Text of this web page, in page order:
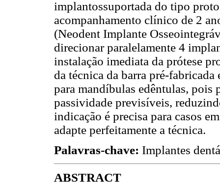
implantossuportada do tipo
acompanhamento clínico de 2
(Neodent Implante
direcionar paralelamente 4
instalação imediata da prótese
da técnica da barra pré-
para mandíbulas edêntulas, pois
passividade previsíveis,
indicação é precisa para casos
adapte perfeitamente a técnica.
Palavras-chave: Implantes
ABSTRACT